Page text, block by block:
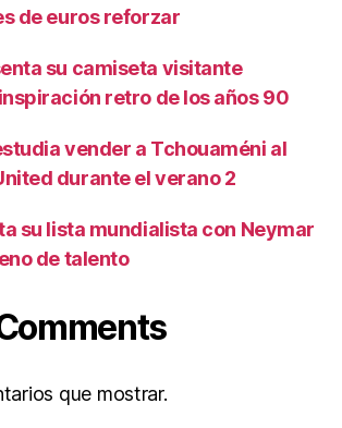
de euros reforzar
su camiseta visitante
retro de los años 90
vender a Tchouaméni al
durante el verano 2
su lista mundialista con Neymar
de talento
que mostrar.